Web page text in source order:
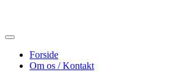
Forside
Om os / Kontakt